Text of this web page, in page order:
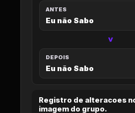
ANTES
Eu não Sabo
>
DEPOIS
Eu não Sabo
Registro de alteracoes
imagem do grupo.